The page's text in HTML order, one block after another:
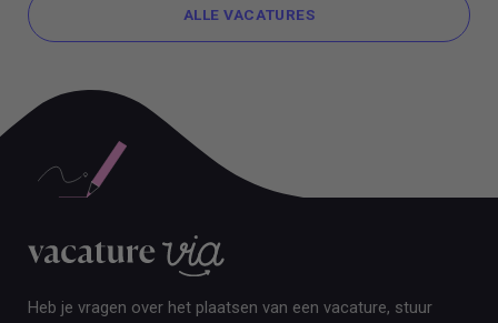
ALLE VACATURES
Heb je vragen over het plaatsen van een vacature, stuur